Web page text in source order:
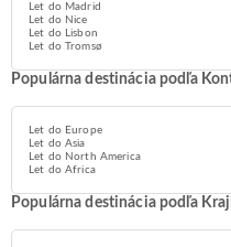
Let do Madrid
Let do Nice
Let do Lisbon
Let do Tromsø
Populárna destinácia podľa
Let do Europe
Let do Asia
Let do North America
Let do Africa
Populárna destinácia podľa